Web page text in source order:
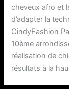
cheveux afro et
d’adapter la
CindyFashion
10ème
réalisation de
résultats à la